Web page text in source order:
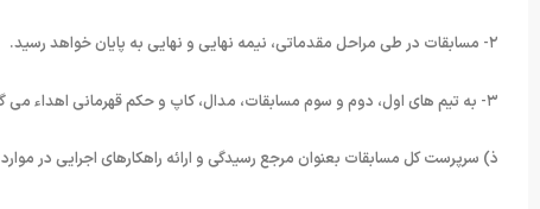
۲- مسابقات در طی مراحل مقدماتی، نیمه نهایی و نهایی به پایان خواهد رسید.
۳- به تیم های اول، دوم و سوم مسابقات، مدال، کاپ و حکم قهرمانی اهداء می گردد.
ذ) سرپرست کل مسابقات بعنوان مرجع رسیدگی و ارائه راهکارهای اجرایی در